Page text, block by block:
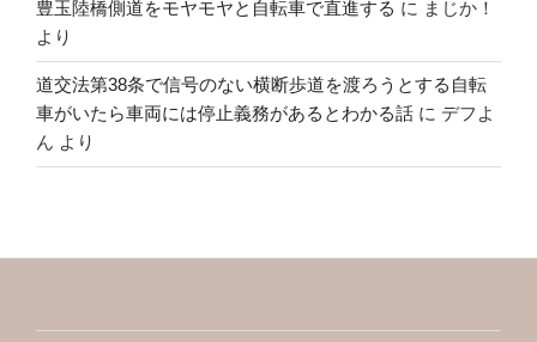
豊玉陸橋側道をモヤモヤと自転車で直進する に まじか！
より
道交法第38条で信号のない横断歩道を渡ろうとする自転
車がいたら車両には停止義務があるとわかる話 に デフよ
ん より